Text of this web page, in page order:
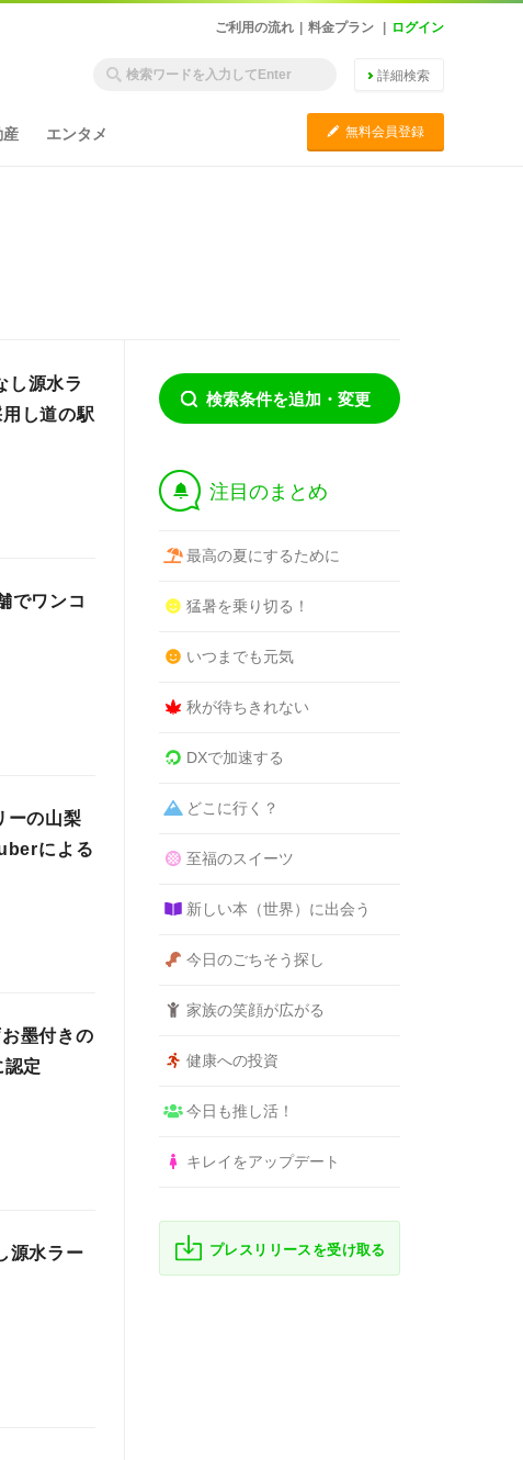
ご利用の流れ 料金プラン ログイン
詳細検索
産 エンタメ C 無料会員登録
し源水ラ
し道の駅
でワンコ
ーの山梨
による
墨付きの
定
源水ラー
検索条件を追加・変更
† 注目のまとめ
最高の夏にするために
猛暑を乗り切る！
いつまでも元気
秋が待ちきれない
DXで加速する
どこに行く？
至福のスイーツ
新しい本（世界）に出会う
今日のごちそう探し
家族の笑顔が広がる
健康への投資
今日も推し活！
キレイをアップデート
プレスリリースを受け取る